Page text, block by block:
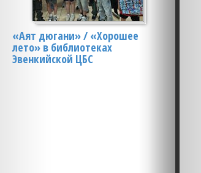
«Аят дюгани» / «Хорошее
лето» в библиотеках
Эвенкийской ЦБС